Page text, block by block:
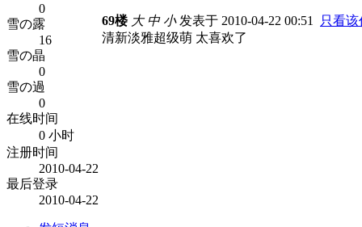
0
雪の露
16
雪の晶
0
雪の過
0
在线时间
0 小时
注册时间
2010-04-22
最后登录
2010-04-22
69楼 大 中 小发表于 2010-04-22 00:51
只看该
清新淡雅超级萌 太喜欢了